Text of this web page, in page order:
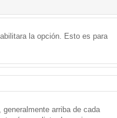
la opción. Esto es para
arriba de cada